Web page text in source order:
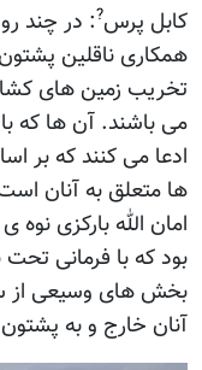
کابل پرس?: در چند
همکاری ناقلین
تخریب زمین های
می باشند. آن ها که
ادعا می کنند که بر
ها متعلق به آنان
امان الله بارکزی
بود که با فرمانی
بخش های وسیعی از
آنان خارج و به